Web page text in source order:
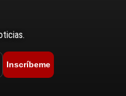
Inscríbeme